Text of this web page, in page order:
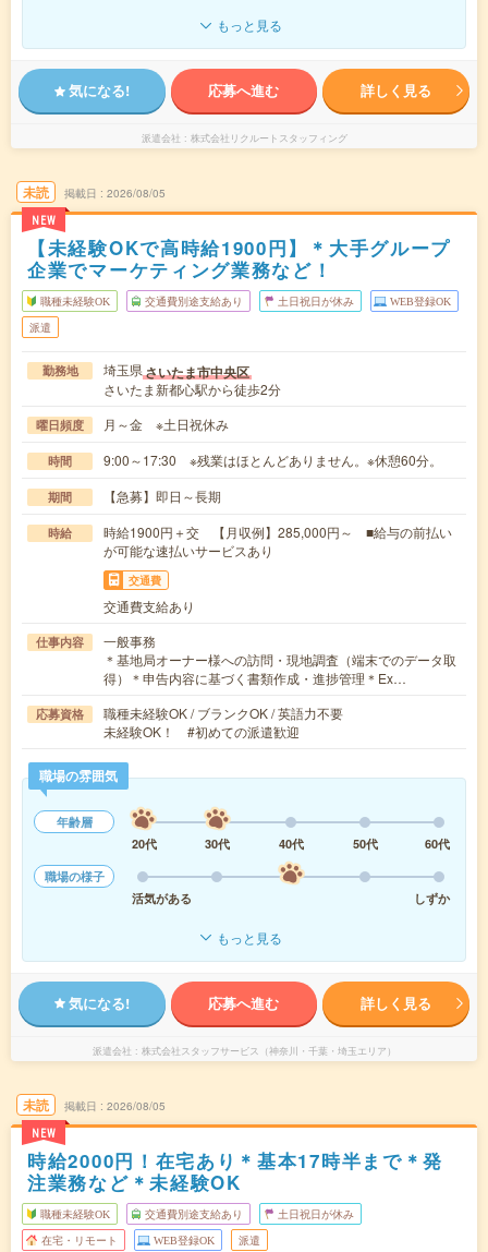
もっと見る
気になる! 応募へ進む 詳しく見る
派遣会社 株式会社リクルートスタッフィング
未読
NEW
掲載日 2026/08/05
【未経験OKで高時給1900円】＊大手グループ
企業でマーケティング業務など！
職種未経験OK 交通費別途支給あり 土日祝日が休み WEB登録OK
派遣
勤務地 埼玉県さいたま市中央区
さいたま新都心駅から徒歩2分
曜日頻度 月～金 ※土日祝休み
時間 9:00～17:30 ※残業はほとんどありません。※休憩60分。
期間 【急募】即日～長期
時給
時給1900円＋交 【月収例】285,000円～ ■給与の前払い
が可能な速払いサービスあり
交通費
交通費支給あり
仕事内容
一般事務
＊基地局オーナー様への訪問・現地調査（端末でのデータ取
得）＊申告内容に基づく書類作成・進捗管理＊Ex…
応募資格
職種未経験OK / ブランクOK / 英語力不要
未経験OK！ #初めての派遣歓迎
職場の雰囲気
年齢層
20代
30代 40代 50代
60代
職場の様子
活気がある
しずか
もっと見る
気になる! 応募へ進む 詳しく見る
派遣会社 株式会社スタッフサービス（神奈川・千葉・埼玉エリア）
未読
NEW
掲載日 2026/08/05
時給2000円！在宅あり＊基本17時半まで＊発
注業務など＊未経験OK
職種未経験OK 交通費別途支給あり 土日祝日が休み
在宅・リモート WEB登録OK 派遣